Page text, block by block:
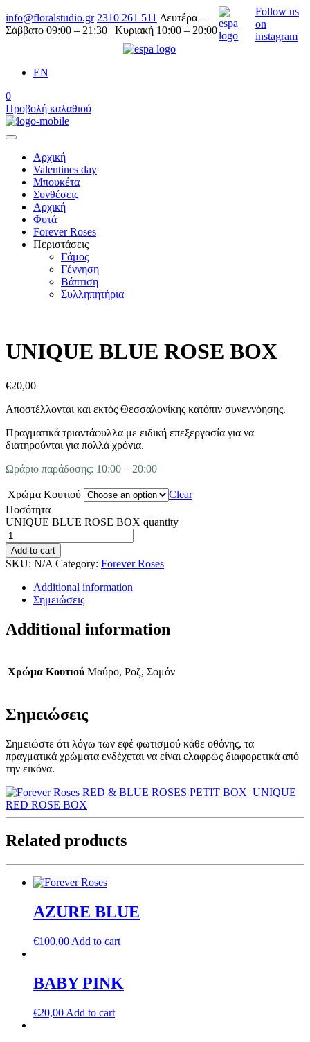
info@floralstudio.gr 2310 261 511 Δευτέρα –
Σάββατο 09:00 – 21:30 | Κυριακή 10:00 – 20:00
Follow us
on
instagram
EN
0
Προβολή καλαθιού
Αρχική
Valentines day
Μπουκέτα
Συνθέσεις
Αρχική
Φυτά
Forever Roses
Περιστάσεις
Γάμος
Γέννηση
Βάπτιση
Συλληπητήρια
UNIQUE BLUE ROSE BOX
€20,00
Αποστέλλονται και εκτός Θεσσαλονίκης κατόπιν συνεννόησης.
Πραγματικά τριαντάφυλλα με ειδική επεξεργασία για να
διατηρούνται για πολλά χρόνια.
Ωράριο παράδοσης: 10:00 – 20:00
Χρώμα Κουτιού
Clear
Ποσότητα
UNIQUE BLUE ROSE BOX quantity
Add to cart
SKU: N/A Category: Forever Roses
Additional information
Σημειώσεις
Additional information
Χρώμα Κουτιού Μαύρο, Ροζ, Σομόν
Σημειώσεις
Σημειώστε ότι λόγω των εφέ φωτισμού κάθε οθόνης, τα
πραγματικά χρώματα ενδέχεται να είναι ελαφρώς διαφορετικά από
την εικόνα.
RED & BLUE ROSES PETIT BOX UNIQUE
RED ROSE BOX
Related products
AZURE BLUE
€100,00 Add to cart
BABY PINK
€20,00 Add to cart